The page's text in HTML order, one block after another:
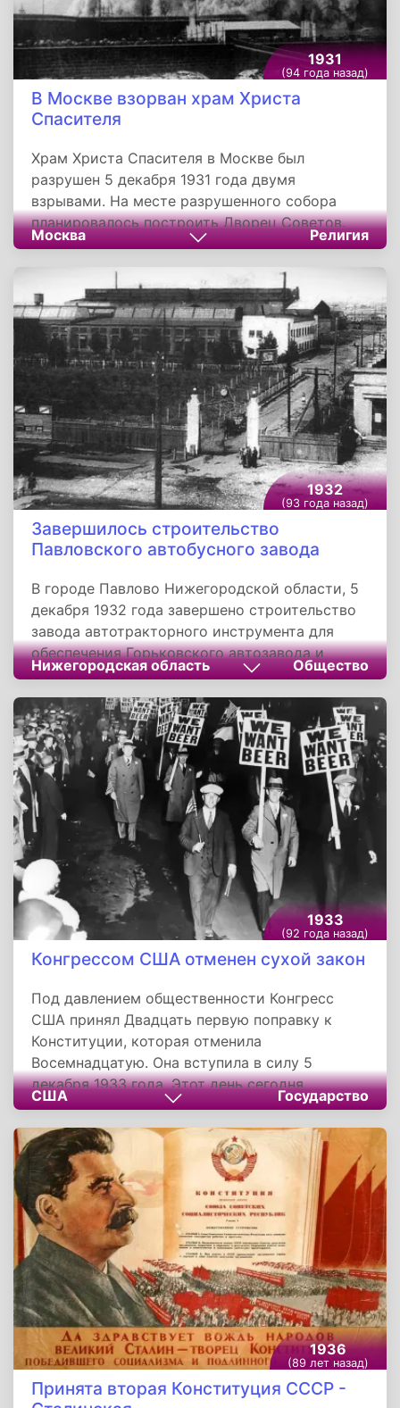
1931
(94 года назад)
В Москве взорван храм Христа
Спасителя
Храм Христа Спасителя в Москве был
разрушен 5 декабря 1931 года двумя
взрывами. На месте разрушенного собора
планировалось построить Дворец Советов.
Идею строительства в столице Дворца
Первом Всесоюзном съезде Советов.
Москва Религия
1932
(93 года назад)
Завершилось строительство
Павловского автобусного завода
В городе Павлово Нижегородской области, 5
декабря 1932 года завершено строительство
завода автотракторного инструмента для
обеспечения Горьковского автозавода и
других автомобильных предприятий
шофёрским инструментом и кузовной
арматурой, начался выпуск продукции.
Строительство началось в начале августа
1930 года.
Нижегородская область Общество
1933
(92 года назад)
Конгрессом США отменен сухой закон
Под давлением общественности Конгресс
США принял Двадцать первую поправку к
Конституции, которая отменила
Восемнадцатую. Она вступила в силу 5
декабря 1933 года. Этот день сегодня
отмечают как День отмены сухого закона.
Однако федеральное законодательство
Соединенных Штатов по-прежнему запрещало
производство дистиллированных спиртных
напитков без соблюдения многочисленных
лицензионных требований, которые делают
непрактичным производство крепких
спиртных напитков для личного
использования.
США Государство
1936
(89 лет назад)
Принята вторая Конституция СССР -